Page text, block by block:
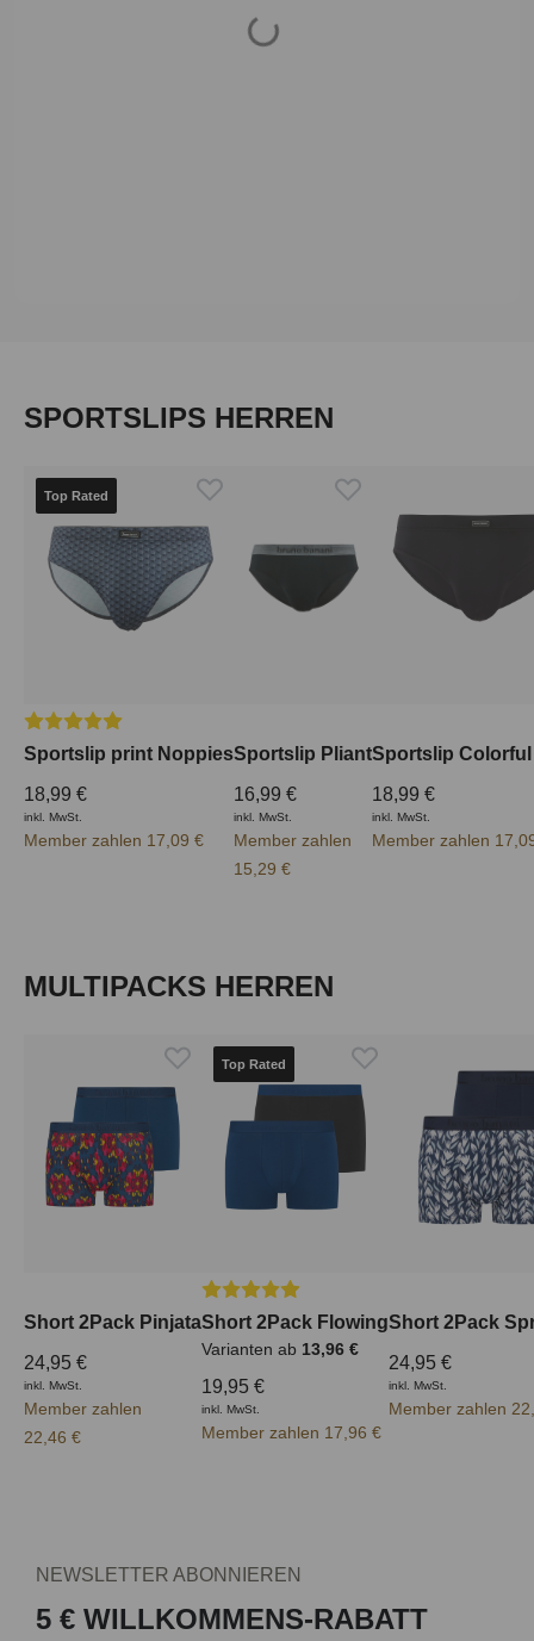
Loading...
Produktgalerie überspringen
SPORTSLIPS HERREN
Top Rated
Durchschnittliche Bewertung von 5 von 5 Sternen
Sportslip print Noppies
18,99 €
inkl. MwSt.
Member zahlen 17,09 €
Sportslip Pliant
16,99 €
inkl. MwSt.
Member zahlen
15,29 €
Sportslip
18,99 €
inkl. MwSt.
Member zahlen
Produktgalerie überspringen
MULTIPACKS HERREN
Short 2Pack Pinjata
24,95 €
inkl. MwSt.
Member zahlen
22,46 €
Top Rated
Durchschnittliche Bewertung von 5
Short 2Pack Flowing
Varianten ab 13,96 €
19,95 €
inkl. MwSt.
Member zahlen 17,96 €
Short 2Pack
24,95 €
inkl. MwSt.
Member zahlen
NEWSLETTER ABONNIEREN
5 € WILLKOMMENS-RABATT